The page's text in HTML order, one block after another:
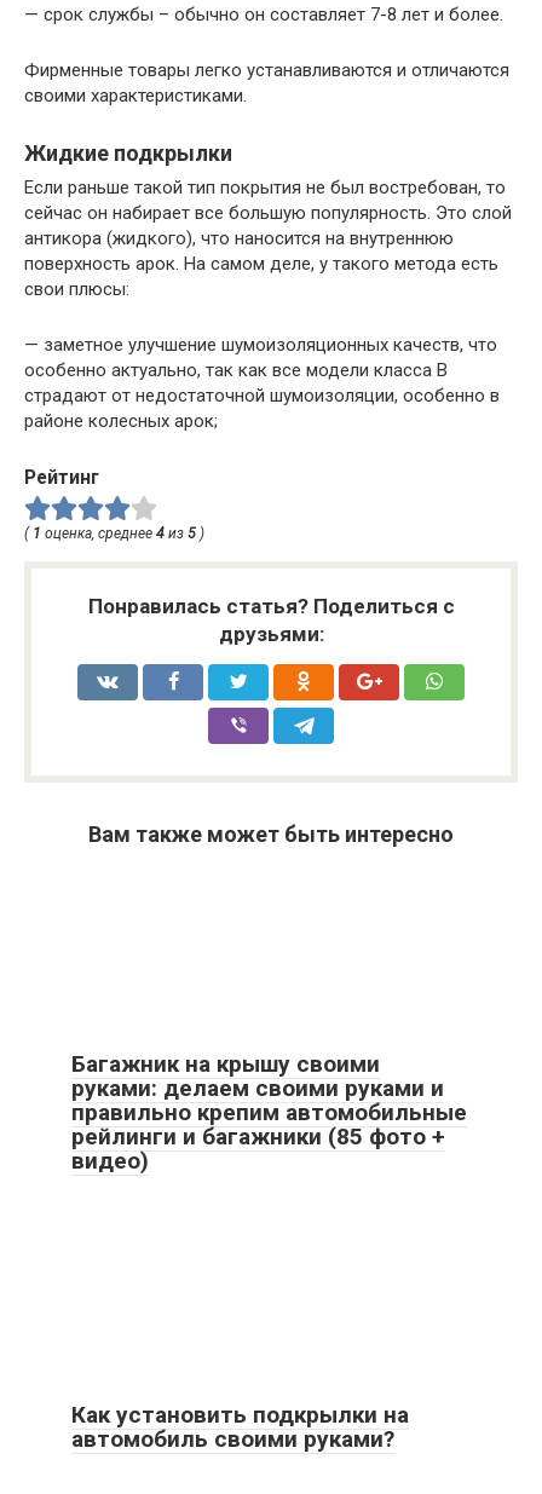
— срок службы – обычно он составляет 7-8 лет и более.
Фирменные товары легко устанавливаются и отличаются
своими характеристиками.
Жидкие подкрылки
Если раньше такой тип покрытия не был востребован, то
сейчас он набирает все большую популярность. Это слой
антикора (жидкого), что наносится на внутреннюю
поверхность арок. На самом деле, у такого метода есть
свои плюсы:
— заметное улучшение шумоизоляционных качеств, что
особенно актуально, так как все модели класса В
страдают от недостаточной шумоизоляции, особенно в
районе колесных арок;
Рейтинг
( 1 оценка, среднее 4 из 5 )
Понравилась статья? Поделиться с
друзьями:
Вам также может быть интересно
Багажник на крышу своими
руками: делаем своими руками и
правильно крепим автомобильные
рейлинги и багажники (85 фото +
видео)
Как установить подкрылки на
автомобиль своими руками?